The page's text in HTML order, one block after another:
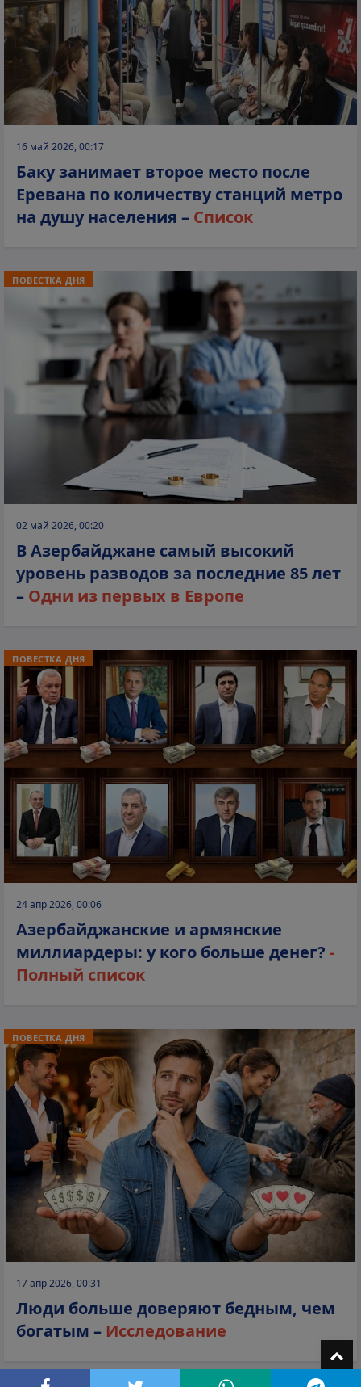
16 май 2026, 00:17
Баку занимает второе место после
Еревана по количеству станций метро
на душу населения – Список
ПОВЕСТКА ДНЯ
02 май 2026, 00:20
В Азербайджане самый высокий
уровень разводов за последние 85 лет
– Одни из первых в Европе
ПОВЕСТКА ДНЯ
24 апр 2026, 00:06
Азербайджанские и армянские
миллиардеры: у кого больше денег? -
Полный список
ПОВЕСТКА ДНЯ
17 апр 2026, 00:31
Люди больше доверяют бедным, чем
богатым – Исследование